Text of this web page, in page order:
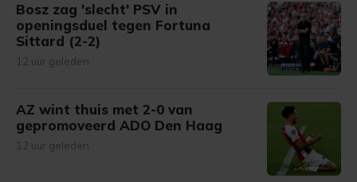
Bosz zag 'slecht' PSV in
openingsduel tegen Fortuna
Sittard (2-2)
12 uur geleden
AZ wint thuis met 2-0 van
gepromoveerd ADO Den Haag
12 uur geleden